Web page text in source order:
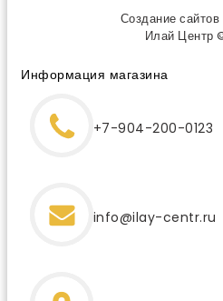
Создание сайтов
Илай Центр
Информация магазина
+7-904-200-0123
info@ilay-centr.ru